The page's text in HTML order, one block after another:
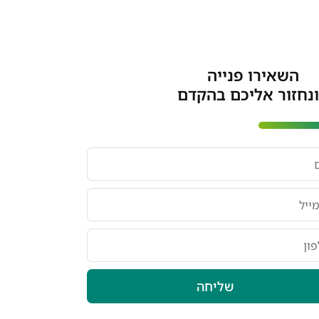
השאירו פנייה
אליכם בהקדם
שליחה